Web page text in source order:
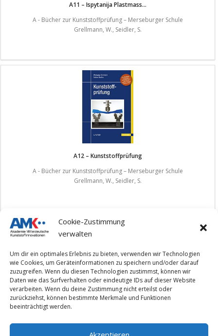
Cookie-Zustimmung
verwalten
Um dir ein optimales Erlebnis zu bieten, verwenden wir Technologien
wie Cookies, um Geräteinformationen zu speichern und/oder darauf
zuzugreifen. Wenn du diesen Technologien zustimmst, können wir
Daten wie das Surfverhalten oder eindeutige IDs auf dieser Website
verarbeiten. Wenn du deine Zustimmung nicht erteilst oder
zurückziehst, können bestimmte Merkmale und Funktionen
beeinträchtigt werden.
A11 – Ispytanija Plastmass...
A - Bücher zur Kunststoffprüfung – Merseburger Schule
Grellmann, W., Seidler, S.
A12 – Kunststoffprüfung
A - Bücher zur Kunststoffprüfung – Merseburger Schule
Grellmann, W., Seidler, S.
1 2
Impressum